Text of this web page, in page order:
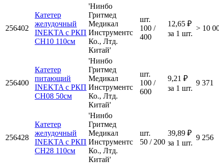
256402
Катетер
желудочный
INEKTA с РКП
CH10 110см
'Нинбо
Гритмед
Медикал
Инструментс
Ко., Лтд.
Китай'
шт.
100 /
400
12,65 ₽
за 1 шт.
> 10
256400
Катетер
питающий
INEKTA с РКП
CH08 50см
'Нинбо
Гритмед
Медикал
Инструментс
Ко., Лтд.
Китай'
шт.
100 /
600
9,21 ₽
за 1 шт.
9 371
256428
Катетер
желудочный
INEKTA с РКП
CH28 110см
'Нинбо
Гритмед
Медикал
Инструментс
Ко., Лтд.
Китай'
шт.
50 / 200
39,89 ₽
за 1 шт.
9 256